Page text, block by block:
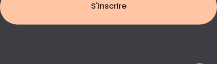
S'inscrire